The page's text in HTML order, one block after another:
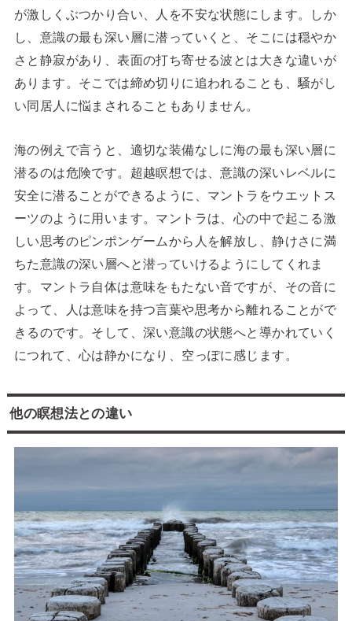
が激しくぶつかり合い、人を不安な状態にします。しか
し、意識の最も深い層に潜っていくと、そこには穏やか
さと静寂があり、表面の打ち寄せる波とは大きな違いが
あります。そこでは締め切りに追われることも、騒がし
い同居人に悩まされることもありません。
海の例えで言うと、適切な装備なしに海の最も深い層に
潜るのは危険です。超越瞑想では、意識の深いレベルに
安全に潜ることができるように、マントラをウエットス
ーツのように用います。マントラは、心の中で起こる激
しい思考のピンポンゲームから人を解放し、静けさに満
ちた意識の深い層へと潜っていけるようにしてくれま
す。マントラ自体は意味をもたない音ですが、その音に
よって、人は意味を持つ言葉や思考から離れることがで
きるのです。そして、深い意識の状態へと導かれていく
につれて、心は静かになり、空っぽに感じます。
他の瞑想法との違い